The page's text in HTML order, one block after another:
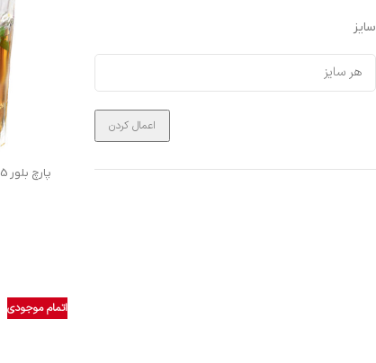
سایز
اعمال کردن
اتمام موجودی